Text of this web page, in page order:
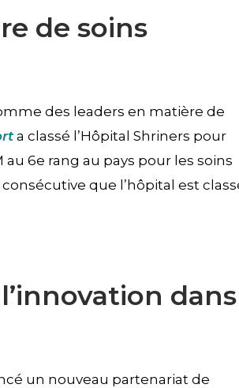
de soins
des leaders en matière de
a classé l’Hôpital Shriners pour
6e rang au pays pour les soins
que l’hôpital est
dans
un nouveau partenariat de